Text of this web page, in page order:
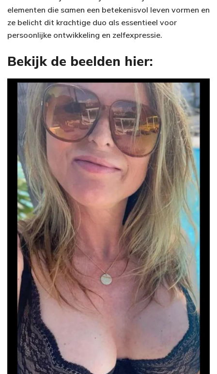
elementen die samen een betekenisvol leven vormen en
ze belicht dit krachtige duo als essentieel voor
persoonlijke ontwikkeling en zelfexpressie.
Bekijk de beelden hier: